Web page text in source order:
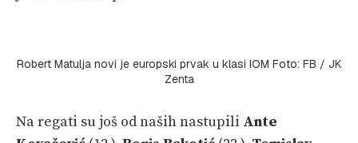
Robert Matulja novi je europski prvak u klasi IOM Foto: FB / JK
Zenta
Na regati su još od naših nastupili Ante